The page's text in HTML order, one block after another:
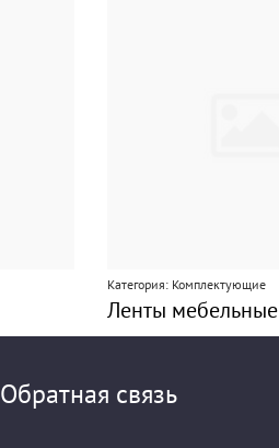
Категория: Комплектующие
Ленты мебельные
Обратная связь